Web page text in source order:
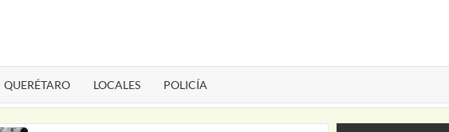
QUERÉTARO LOCALES POLICÍA